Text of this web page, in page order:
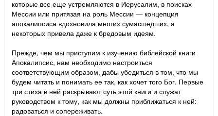
которые все еще устремляются в Иерусалим, в поисках
Мессии или притязая на роль Мессии — концепция
апокалипсиса вдохновила многих сумасшедших, а
некоторых привела даже к бредовым идеям.
Прежде, чем мы приступим к изучению библейской книги
Апокалипсис, нам необходимо настроиться
соответствующим образом, дабы убедиться в том, что мы
будем читать и понимать ее так, как хочет того Бог. Первые
три стиха в ней раскрывают суть этой книги и служат
руководством к тому, как мы должны приближаться к ней:
радоваться и сопереживать.